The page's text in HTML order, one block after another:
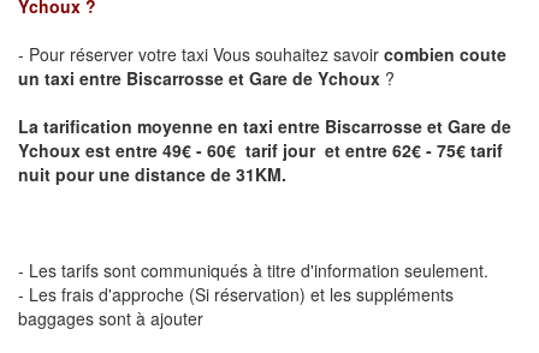
Ychoux ?
- Pour réserver votre taxi Vous souhaitez savoir combien coute
un taxi entre Biscarrosse et Gare de Ychoux ?
La tarification moyenne en taxi entre Biscarrosse et Gare de
Ychoux est entre 49€ - 60€ tarif jour et entre 62€ - 75€ tarif
nuit pour une distance de 31KM.
- Les tarifs sont communiqués à titre d'information seulement.
- Les frais d'approche (Si réservation) et les suppléments
baggages sont à ajouter